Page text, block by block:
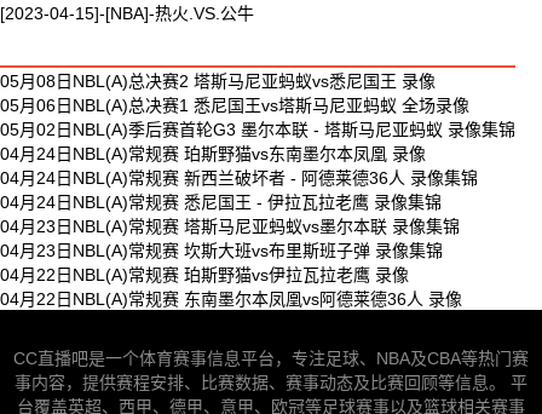
[2023-04-15]-[NBA]-热火.VS.公牛
05月08日NBL(A)总决赛2 塔斯马尼亚蚂蚁vs悉尼国王 录像
05月06日NBL(A)总决赛1 悉尼国王vs塔斯马尼亚蚂蚁 全场录像
05月02日NBL(A)季后赛首轮G3 墨尔本联 - 塔斯马尼亚蚂蚁 录像集锦
04月24日NBL(A)常规赛 珀斯野猫vs东南墨尔本凤凰 录像
04月24日NBL(A)常规赛 新西兰破坏者 - 阿德莱德36人 录像集锦
04月24日NBL(A)常规赛 悉尼国王 - 伊拉瓦拉老鹰 录像集锦
04月23日NBL(A)常规赛 塔斯马尼亚蚂蚁vs墨尔本联 录像集锦
04月23日NBL(A)常规赛 坎斯大班vs布里斯班子弹 录像集锦
04月22日NBL(A)常规赛 珀斯野猫vs伊拉瓦拉老鹰 录像
04月22日NBL(A)常规赛 东南墨尔本凤凰vs阿德莱德36人 录像
CC直播吧是一个体育赛事信息平台，专注足球、NBA及CBA等热门赛
事内容，提供赛程安排、比赛数据、赛事动态及比赛回顾等信息。 平
台覆盖英超、西甲、德甲、意甲、欧冠等足球赛事以及篮球相关赛事